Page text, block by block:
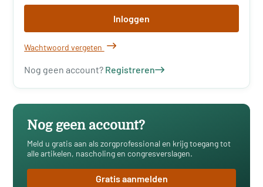
Inloggen
Wachtwoord vergeten
Nog geen account? Registreren
Nog geen account?
Meld u gratis aan als zorgprofessional en krijg toegang tot
alle artikelen, nascholing en congresverslagen.
Gratis aanmelden